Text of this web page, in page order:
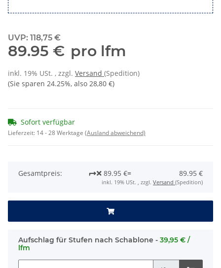
UVP: 118,75 €
89.95 € pro lfm
inkl. 19% USt. , zzgl. Versand (Spedition)
(Sie sparen 24.25%, also 28,80 €)
Sofort verfügbar
Lieferzeit: 14 - 28 Werktage (Ausland abweichend)
Gesamtpreis: 89.95 €= 89.95 €
inkl. 19% USt. , zzgl. Versand (Spedition)
Aufschlag für Stufen nach Schablone - 39,95 € /
lfm